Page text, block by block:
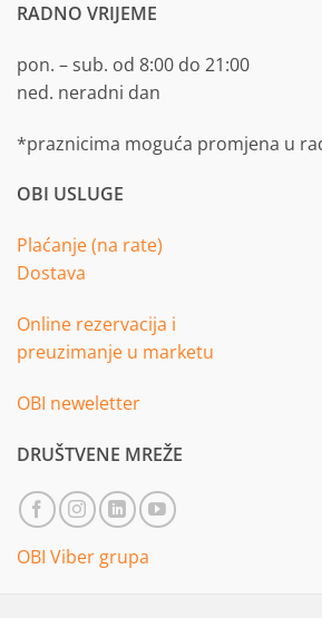
RADNO VRIJEME
pon. – sub. od 8:00 do 21:00
ned. neradni dan
*praznicima moguća promjena u
OBI USLUGE
Plaćanje (na rate)
Dostava
Online rezervacija i
preuzimanje u marketu
OBI neweletter
DRUŠTVENE MREŽE
OBI Viber grupa